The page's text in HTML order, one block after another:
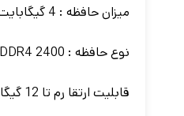
میزان حافظه : 4
نوع حافظه : DDR4 2400 مگاهرتز
قابلیت ارتقا رم تا 12 گیگابایت